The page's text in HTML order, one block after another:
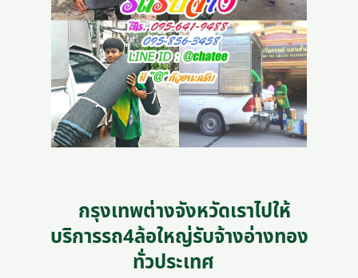
กรุงเทพต่างจังหวัดเราไปให้
บริการรถ4ล้อใหญ่รับจ้างอ่างทอง
ทั่วประเทศ